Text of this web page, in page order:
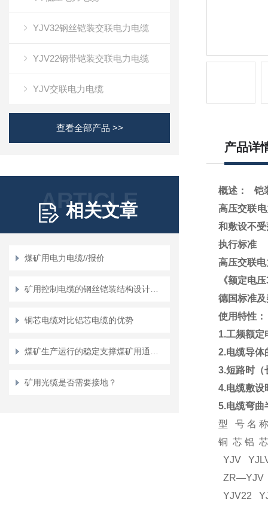
YJV32钢丝铠装交联电力电缆
YJV22钢带铠装交联电力电缆
YJV交联电力电缆
查看全部产品 >>
ARTICLE
相关文章
煤矿用电力电缆//报价
铜芯电缆对比铝芯电缆的优势
矿用光缆是否需要接地？
产品详
概述： 铠
高压交联
和敷设不
执行标准
高压交联
《额定电
德国标准
使用特性：
1.工频额定
2.电缆导
3.短路时（
4.电缆敷
5.电缆弯曲
型 号
铜 芯 铝
YJV
ZR—YJV
YJV22